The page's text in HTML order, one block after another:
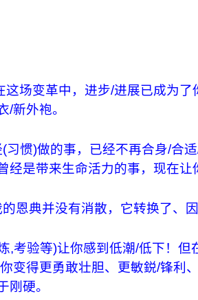
这场变革中，进步/进展已成为
/新外袍。
习惯)做的事，已经不再合身/合
经是带来生命活力的事，现在让
恩典并没有消散，它转换了、
,考验等)让你感到低潮/低下！
变得更勇敢壮胆、更敏鋭/锋利
刚硬。